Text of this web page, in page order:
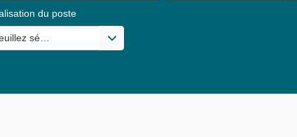
du poste
sélectionner une ou des valeurs